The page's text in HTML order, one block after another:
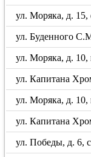
ул. Моряка, д. 15,
ул. Буденного
ул. Моряка, д. 10,
ул. Капитана
ул. Моряка, д. 10,
ул. Капитана
ул. Победы, д. 6,